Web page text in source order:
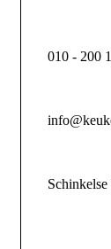
010 - 200
Schinkelse